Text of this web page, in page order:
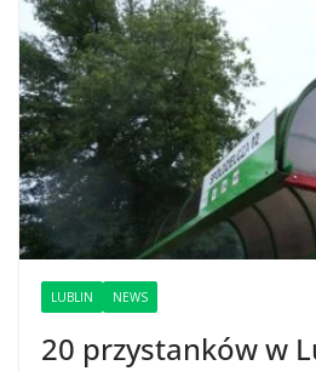
LUBLIN NEWS
20 przystanków w